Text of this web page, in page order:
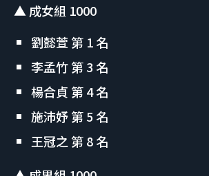
▲ 成女組 1000
劉懿萱 第 1 名
李孟竹 第 3 名
楊合貞 第 4 名
施沛妤 第 5 名
王冠之 第 8 名